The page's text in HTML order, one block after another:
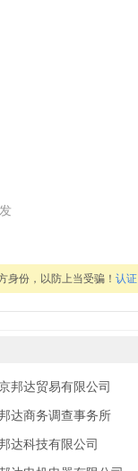
身份，以防上当受骗！ 认证
邦达贸易有限公司
达商务调查事务所
达科技有限公司